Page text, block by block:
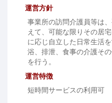
運営方針
事業所の訪問介護員等は
えて、可能な限りその居
に応じ自立した日常生活
浴、排泄、食事の介護そ
を行う。
運営特徴
短時間サービスの利用可